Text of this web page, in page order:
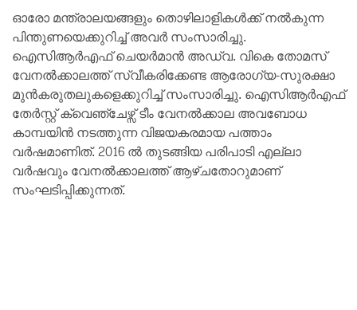
ഓരോ മന്ത്രാലയങ്ങളും തൊഴിലാളികള്‍ക്ക് നല്‍കുന്ന
പിന്തുണയെക്കുറിച്ച് അവര്‍ സംസാരിച്ചു.
ഐസിആര്‍എഫ് ചെയര്‍മാന്‍ അഡ്വ. വികെ തോമസ്
വേനല്‍ക്കാലത്ത് സ്വീകരിക്കേണ്ട ആരോഗ്യ-സുരക്ഷാ
മുന്‍കരുതലുകളെക്കുറിച്ച് സംസാരിച്ചു. ഐസിആര്‍എഫ്
തേര്‍സ്റ്റ് ക്വെഞ്ചേഴ്സ് ടീം വേനല്‍ക്കാല അവബോധ
കാമ്പയിന്‍ നടത്തുന്ന വിജയകരമായ പത്താം
വര്‍ഷമാണിത്. 2016 ല്‍ തുടങ്ങിയ പരിപാടി എല്ലാ
വര്‍ഷവും വേനല്‍ക്കാലത്ത് ആഴ്ചതോറുമാണ്
സംഘടിപ്പിക്കുന്നത്.